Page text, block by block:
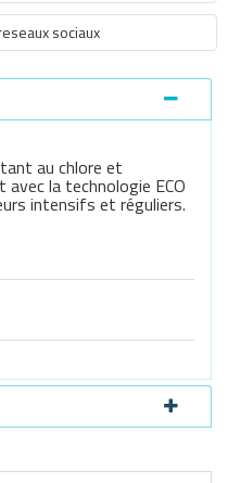
sociaux
au chlore et
la technologie ECO
intensifs et réguliers.